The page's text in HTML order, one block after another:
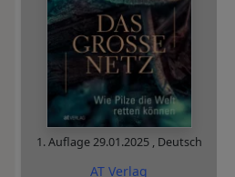
1. Auflage29.01.2025 , Deutsch
AT Verlag